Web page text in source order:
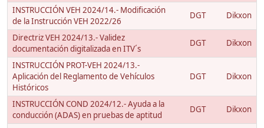
INSTRUCCIÓN VEH 2024/14.- Modificación
de la Instrucción VEH 2022/26
DGT Dikxon
Directriz VEH 2024/13.- Validez
documentación digitalizada en ITV´s
DGT Dikxon
INSTRUCCIÓN PROT-VEH 2024/13.-
Aplicación del Reglamento de Vehículos
Históricos
DGT Dikxon
INSTRUCCIÓN COND 2024/12.- Ayuda a la
conducción (ADAS) en pruebas de aptitud
DGT Dikxon